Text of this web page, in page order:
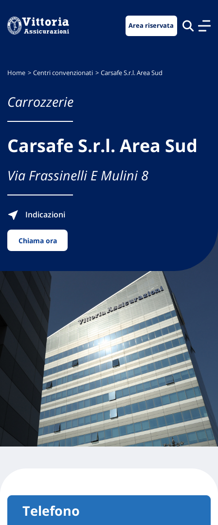
menu
contenuto
footer
Area riservata
Home Centri convenzionati Carsafe S.r.l. Area Sud
Carrozzerie
Carsafe S.r.l. Area Sud
Via Frassinelli E Mulini 8
Indicazioni
Chiama ora
Telefono